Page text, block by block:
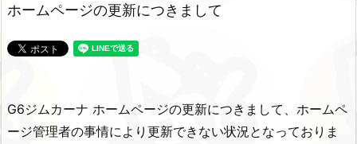
ホームページの更新につきまして
G6ジムカーナ ホームページの更新につきまして、ホームペ
ージ管理者の事情により更新できない状況となっておりま